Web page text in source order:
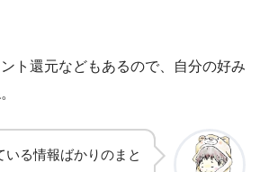
ト還元などもあるので、自分の好み
る情報ばかりのまと